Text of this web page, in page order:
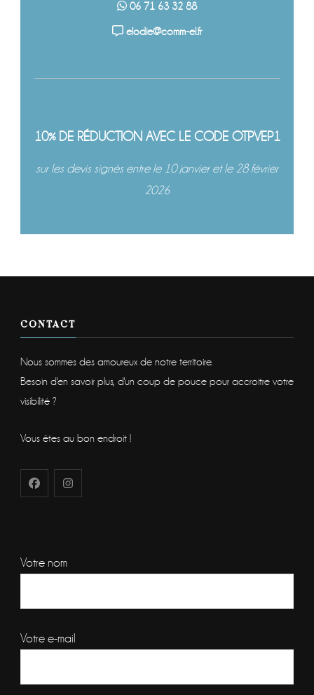
06 71 63 32 88
elodie@comm-el.fr
10% DE RÉDUCTION AVEC LE CODE OTPVEP1
sur les devis signés entre le 10 janvier et le 28 février
2026
CONTACT
Nous sommes des amoureux de notre territoire.
Besoin d'en savoir plus, d'un coup de pouce pour accroitre votre
visibilité ?
Vous êtes au bon endroit !
Votre nom
Votre e-mail